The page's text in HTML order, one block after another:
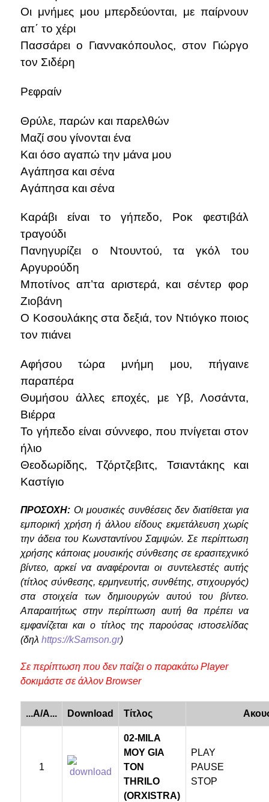
Οι μνήμες μου μπερδεύονται, με παίρνουν
απ΄ το χέρι
Πασσάρει ο Γιαννακόπουλος, στον Γιώργο
τον Σιδέρη
Ρεφραίν
Θρύλε, παρών και παρελθών
Μαζί σου γίνονται ένα
Και όσο αγαπώ την μάνα μου
Αγάπησα και σένα
Αγάπησα και σένα
Καράβι είναι το γήπεδο, Ροκ φεστιβάλ
τραγούδι
Πανηγυρίζει ο Ντουντού, τα γκόλ του
Αργυρούδη
Μποτίνος απ’τα αριστερά, και σέντερ φορ
Ζιοβάνη
Ο Κοσουλάκης στα δεξιά, τον Ντιόγκο ποιος
τον πιάνει
Αφήσου τώρα μνήμη μου, πήγαινε
παραπέρα
Θυμήσου άλλες εποχές, με Υβ, Λοσάντα,
Βιέρρα
Το γήπεδο είναι σύννεφο, που πνίγεται στον
ήλιο
Θεοδωρίδης, Τζόρτζεβιτς, Τσιαντάκης και
Καστίγιο
ΠΡΟΣΟΧΗ: Οι μουσικές συνθέσεις δεν διατίθεται για
εμπορική χρήση ή άλλου είδους εκμετάλευση χωρίς
την άδεια του Κωνσταντίνου Σαμψών. Σε περίπτωση
χρήσης κάποιας μουσικής σύνθεσης σε ερασιτεχνικό
βίντεο, αρκεί να αναφέρονται οι συντελεστές αυτής
(τίτλος σύνθεσης, ερμηνευτής, συνθέτης, στιχουργός)
στα στοιχεία των δημιουργών αυτού του βίντεο.
Απαραιτήτως στην περίπτωση αυτή θα πρέπει να
εμφανίζεται και ο τίτλος της παρούσας ιστοσελίδας
(δηλ https://kSamson.gr)
Σε περίπτωση που δεν παίζει ο παρακάτω Player
δοκιμάστε σε άλλον Browser
...A/A... Download Τίτλος
1
02-MILA
MOY GIA
TON
THRILO
(ORXISTRA)
PLAY
PAUSE
STOP